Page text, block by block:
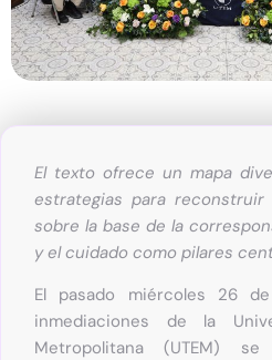
El texto ofrece un mapa
estrategias para reconstruir
sobre la base de la
y el cuidado como pilares
El pasado miércoles 26
inmediaciones de la
Metropolitana (UTEM)